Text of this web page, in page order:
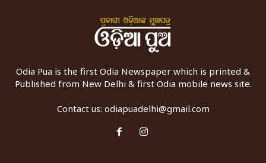
Odia Pua is the first Odia Newspaper which is printed &
Published from New Delhi & first Odia mobile news site.
Contact us: odiapuadelhi@gmail.com